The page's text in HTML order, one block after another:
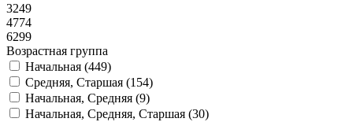
3249
4774
6299
Возрастная группа
Начальная (449)
Средняя, Старшая (154)
Начальная, Средняя (9)
Начальная, Средняя, Старшая (30)